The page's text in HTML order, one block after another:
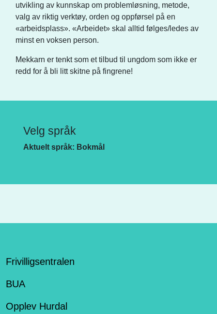
utvikling av kunnskap om problemløsning, metode,
valg av riktig verktøy, orden og oppførsel på en
«arbeidsplass». «Arbeidet» skal alltid følges/ledes av
minst en voksen person.
Mekkarn er tenkt som et tilbud til ungdom som ikke er
redd for å bli litt skitne på fingrene!
Velg språk
Aktuelt språk: Bokmål
Frivilligsentralen
BUA
Opplev Hurdal